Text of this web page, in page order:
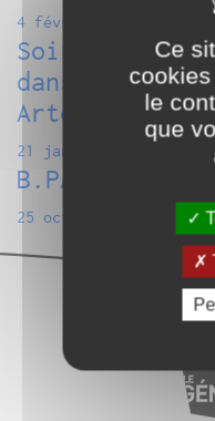
4 février 2025
Soirée
danse du Val-
Artdanthé
21 janvier 2025
B.PAINTED
25 octobre 2024
Ce
le
que